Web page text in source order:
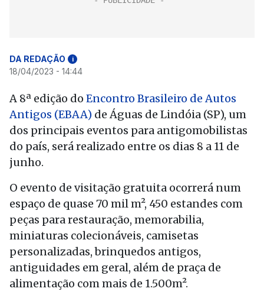
DA REDAÇÃO i
18/04/2023 - 14:44
A 8ª edição do Encontro Brasileiro de Autos
Antigos (EBAA) de Águas de Lindóia (SP), um
dos principais eventos para antigomobilistas
do país, será realizado entre os dias 8 a 11 de
junho.
O evento de visitação gratuita ocorrerá num
espaço de quase 70 mil m², 450 estandes com
peças para restauração, memorabilia,
miniaturas colecionáveis, camisetas
personalizadas, brinquedos antigos,
antiguidades em geral, além de praça de
alimentação com mais de 1.500m².